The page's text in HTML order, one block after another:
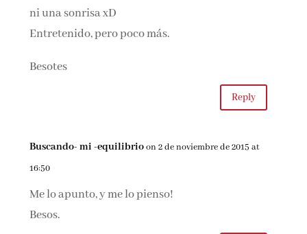
ni una sonrisa xD
Entretenido, pero poco más.
Besotes
Reply
Buscando- mi -equilibrioon 2 de noviembre de 2015 at
16:50
Me lo apunto, y me lo pienso!
Besos.